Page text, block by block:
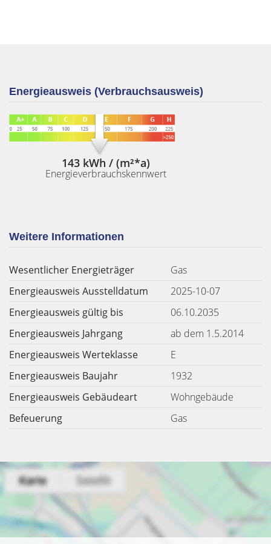
Energieausweis (Verbrauchsausweis)
143 kWh / (m²*a)
Energieverbrauchskennwert
Weitere Informationen
Wesentlicher Energieträger
Gas
Energieausweis Ausstelldatum
2025-10-07
Energieausweis gültig bis
06.10.2035
Energieausweis Jahrgang
ab dem 1.5.2014
Energieausweis Werteklasse
E
Energieausweis Baujahr
1932
Energieausweis Gebäudeart
Wohngebäude
Befeuerung
Gas